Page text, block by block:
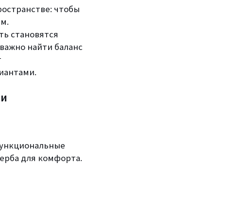
чтобы
становятся
найти баланс
для комфорта.